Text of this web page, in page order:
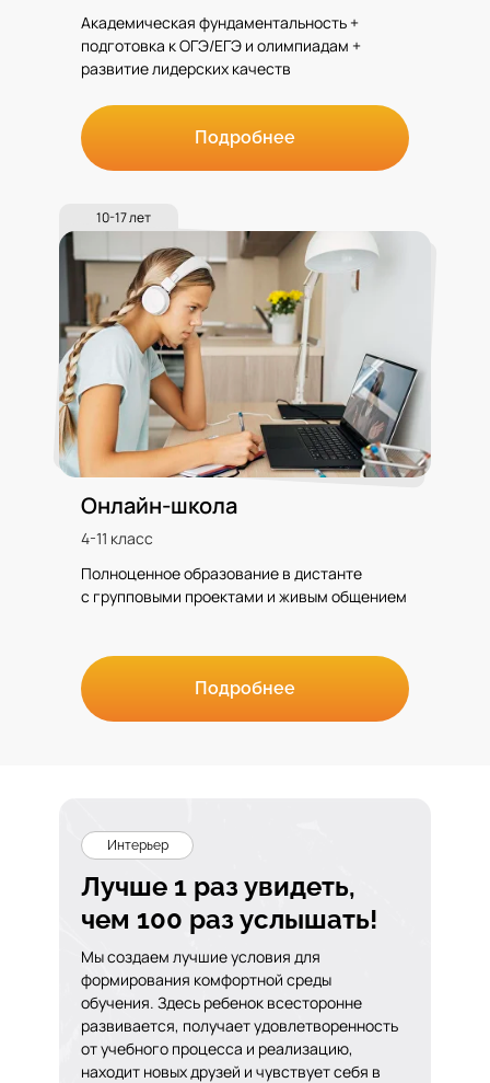
Академическая фундаментальность +
подготовка к ОГЭ/ЕГЭ и олимпиадам +
развитие лидерских качеств
Полноценное образование в дистанте
с групповыми проектами и живым общением
Онлайн-школа
4-11 класс
10-17 лет
Подробнее
Подробнее
Лучше 1 раз увидеть,
чем 100 раз услышать!
Интерьер
Мы создаем лучшие условия для
формирования комфортной среды
обучения. Здесь ребенок всесторонне
развивается, получает удовлетворенность
от учебного процесса и реализацию,
находит новых друзей и чувствует себя в